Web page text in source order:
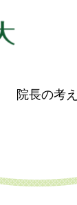
院長の考え